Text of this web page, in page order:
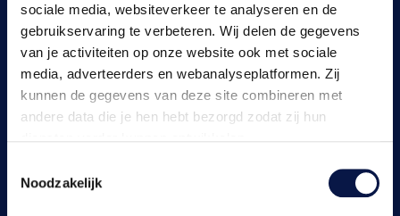
sociale media, websiteverkeer te analyseren en de
gebruikservaring te verbeteren. Wij delen de gegevens
van je activiteiten op onze website ook met sociale
media, adverteerders en webanalyseplatformen. Zij
kunnen de gegevens van deze site combineren met
andere data die je hen hebt bezorgd zodat zij hun
Indien je dat toestaat, kunnen wij of onze partners onder
Noodzakelijk